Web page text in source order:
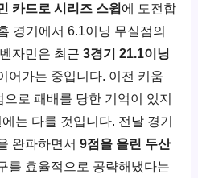
카드로 시리즈 스윕에 도전합
경기에서 6.1이닝 무실점의
자민은 최근3경기 21.1이닝
어가는 중입니다. 이전 키움
로 패배를 당한 기억이 있지
는 다를 것입니다. 전날 경기
완파하면서9점을 올린 두산
를 효율적으로 공략해냈다는